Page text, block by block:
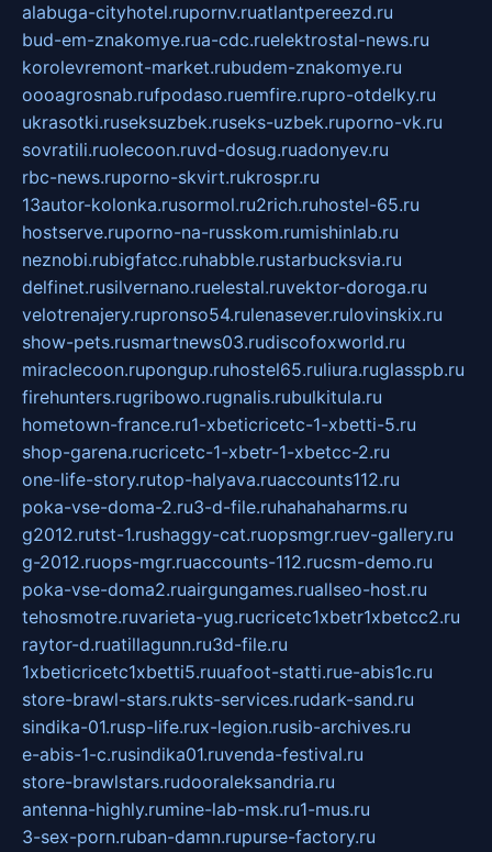
alabuga-cityhotel.rupornv.ruatlantpereezd.ru
bud-em-znakomye.rua-cdc.ruelektrostal-news.ru
korolevremont-market.rubudem-znakomye.ru
oooagrosnab.rufpodaso.ruemfire.rupro-otdelky.ru
ukrasotki.ruseksuzbek.ruseks-uzbek.ruporno-vk.ru
sovratili.ruolecoon.ruvd-dosug.ruadonyev.ru
rbc-news.ruporno-skvirt.rukrospr.ru
13autor-kolonka.rusormol.ru2rich.ruhostel-65.ru
hostserve.ruporno-na-russkom.rumishinlab.ru
neznobi.rubigfatcc.ruhabble.rustarbucksvia.ru
delfinet.rusilvernano.ruelestal.ruvektor-doroga.ru
velotrenajery.rupronso54.rulenasever.rulovinskix.ru
show-pets.rusmartnews03.rudiscofoxworld.ru
miraclecoon.rupongup.ruhostel65.ruliura.ruglasspb.ru
firehunters.rugribowo.rugnalis.rubulkitula.ru
hometown-france.ru1-xbeticricetc-1-xbetti-5.ru
shop-garena.rucricetc-1-xbetr-1-xbetcc-2.ru
one-life-story.rutop-halyava.ruaccounts112.ru
poka-vse-doma-2.ru3-d-file.ruhahahaharms.ru
g2012.rutst-1.rushaggy-cat.ruopsmgr.ruev-gallery.ru
g-2012.ruops-mgr.ruaccounts-112.rucsm-demo.ru
poka-vse-doma2.ruairgungames.ruallseo-host.ru
tehosmotre.ruvarieta-yug.rucricetc1xbetr1xbetcc2.ru
raytor-d.ruatillagunn.ru3d-file.ru
1xbeticricetc1xbetti5.ruuafoot-statti.rue-abis1c.ru
store-brawl-stars.rukts-services.rudark-sand.ru
sindika-01.rusp-life.rux-legion.rusib-archives.ru
e-abis-1-c.rusindika01.ruvenda-festival.ru
store-brawlstars.rudooraleksandria.ru
antenna-highly.rumine-lab-msk.ru1-mus.ru
3-sex-porn.ruban-damn.rupurse-factory.ru